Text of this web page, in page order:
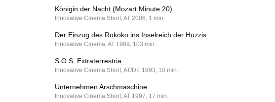
Königin der Nacht (Mozart Minute 20)
Innovative Cinema Short, AT 2006, 1 min.
Der Einzug des Rokoko ins Inselreich der Huzzis
Innovative Cinema, AT 1989, 103 min.
S.O.S. Extraterrestria
Innovative Cinema Short, AT/DE 1993, 10 min.
Unternehmen Arschmaschine
Innovative Cinema Short, AT 1997, 17 min.